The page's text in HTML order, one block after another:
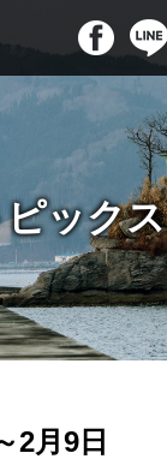
ピックス
2月9日